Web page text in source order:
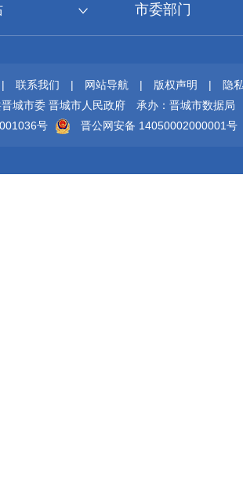
市委部门
| 联系我们 | 网站导航 | 版权声明 |
隐
城市委 晋城市人民政府
承办：晋城市数据局
号
晋公网安备 14050002000001号